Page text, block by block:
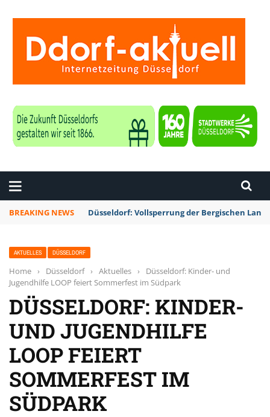
BREAKING NEWS Düsseldorf: Vollsperrung der Bergischen
AKTUELLES DÜSSELDORF
Home › Düsseldorf › Aktuelles ›
Düsseldorf: Kinder- und
Jugendhilfe LOOP feiert Sommerfest im Südpark
DÜSSELDORF: KINDER-
UND JUGENDHILFE
LOOP FEIERT
SOMMERFEST IM
SÜDPARK